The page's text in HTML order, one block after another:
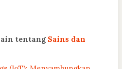
tentang Sains dan